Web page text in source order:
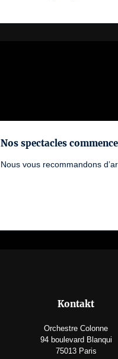
Nos spectacles
Nous vous recommandons
Kontakt
Orchestre Colonne
94 boulevard Blanqui
75013 Paris